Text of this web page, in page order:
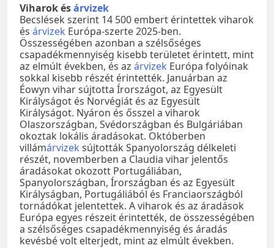
Viharok ésárvizek
Becslések szerint 14 500 embert érintettek viharok
és árvizek Európa-szerte 2025-ben.
Összességében azonban a szélsőséges
csapadékmennyiség kisebb területet érintett, mint
az elmúlt években, és az árvizek Európa folyóinak
sokkal kisebb részét érintették. Januárban az
Éowyn vihar sújtotta Írországot, az Egyesült
Királyságot és Norvégiát és az Egyesült
Királyságot. Nyáron és ősszel a viharok
Olaszországban, Svédországban és Bulgáriában
okoztak lokális áradásokat. Októberben
villámárvizek sújtották Spanyolország délkeleti
részét, novemberben a Claudia vihar jelentős
áradásokat okozott Portugáliában,
Spanyolországban, Írországban és az Egyesült
Királyságban, Portugáliából és Franciaországból
tornádókat jelentettek. A viharok és az áradások
Európa egyes részeit érintették, de összességében
a szélsőséges csapadékmennyiség és áradás
kevésbé volt elterjedt, mint az elmúlt években.